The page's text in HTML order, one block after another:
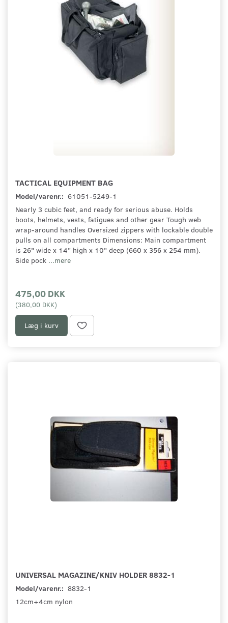
TACTICAL EQUIPMENT BAG
Model/varenr.: 61051-5249-1
Nearly 3 cubic feet, and ready for serious abuse. Holds
boots, helmets, vests, fatigues and other gear Tough web
wrap-around handles Oversized zippers with lockable double
pulls on all compartments Dimensions: Main compartment
is 26" wide x 14" high x 10" deep (660 x 356 x 254 mm).
Side pock ...mere
475,00 DKK
(380,00 DKK)
Læg i kurv
UNIVERSAL MAGAZINE/KNIV HOLDER 8832-1
Model/varenr.: 8832-1
12cm+4cm nylon